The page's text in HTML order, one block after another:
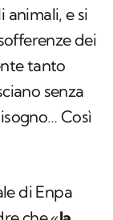
e si
dei
tanto
senza
Così
di Enpa